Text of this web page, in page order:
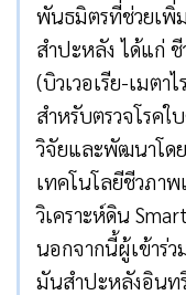
พันธมิตรที่ช่วยเพิ่
สำปะหลัง ได้แก่
(บิวเวอเรีย-เมตา
สำหรับตรวจโรค
วิจัยและพัฒนาโด
เทคโนโลยีชีวภา
วิเคราะห์ดิน
นอกจากนี้ผู้เข้าร่
มันสำปะหลังอินท